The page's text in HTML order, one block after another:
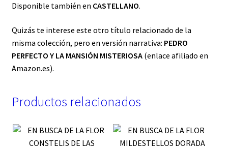
Disponible también en CASTELLANO.
Quizás te interese este otro título relacionado de la
misma colección, pero en versión narrativa: PEDRO
PERFECTO Y LA MANSIÓN MISTERIOSA(enlace afiliado en
Amazon.es).
Productos relacionados